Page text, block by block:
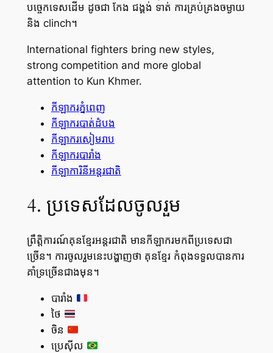
បច្ចេកទេសដើម ដូចជា កែង ជង្គង់ ទាត់ ការគ្រប់គ្រងចម្ងាយ
និង clinch។
International fighters bring new styles,
strong competition and more global
attention to Kun Khmer.
កីឡាករភ្នំពេញ
កីឡាករបាត់ដំបង
កីឡាករសៀមរាប
កីឡាករបារាំង
កីឡាការិនីអន្តរជាតិ
4. ប្រទេសដែលចូលរួម
ព្រឹត្តិការណ៍គុនខ្មែរអន្តរជាតិ មានកីឡាករមកពីប្រទេសជា
ច្រើន។ ការចូលរួមនេះបង្ហាញថា គុនខ្មែរ កំពុងទទួលបានការ
គាំទ្រច្រើនជាងមុន។
បារាំង
ថៃ
ចិន
ប្រេស៊ីល